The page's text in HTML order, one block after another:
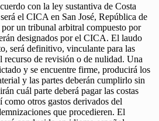
con la ley sustantiva de Costa
el CICA en San José, República de
un tribunal arbitral compuesto por
designados por el CICA. El laudo
será definitivo, vinculante para las
recurso de revisión o de nulidad. Una
y se encuentre firme, producirá los
y las partes deberán cumplirlo sin
cuál parte deberá pagar las costas
como otros gastos derivados del
que procedieren. El